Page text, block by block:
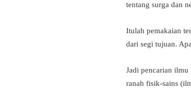
tentang surga dan
Itulah pemakaian
dari segi tujuan.
Jadi pencarian
ranah fisik-sains